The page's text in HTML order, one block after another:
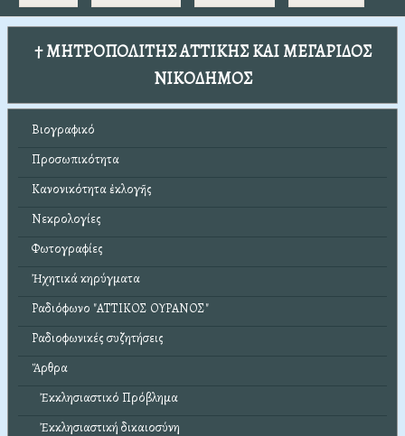
† ΜΗΤΡΟΠΟΛΙΤΗΣ ΑΤΤΙΚΗΣ ΚΑΙ ΜΕΓΑΡΙΔΟΣ
ΝΙΚΟΔΗΜΟΣ
Βιογραφικό
Προσωπικότητα
Κανονικότητα ἐκλογῆς
Νεκρολογίες
Φωτογραφίες
Ἠχητικά κηρύγματα
Ραδιόφωνο "ΑΤΤΙΚΟΣ ΟΥΡΑΝΟΣ"
Ραδιοφωνικές συζητήσεις
Ἄρθρα
Ἐκκλησιαστικό Πρόβλημα
Ἐκκλησιαστική δικαιοσύνη